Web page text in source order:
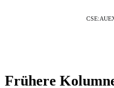
Frühere